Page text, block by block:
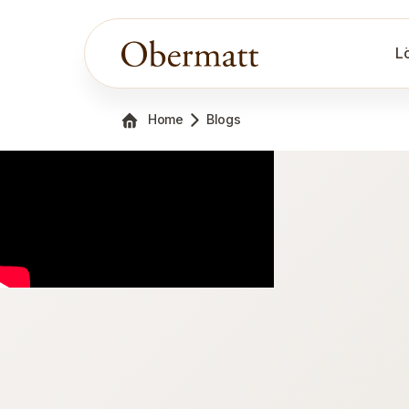
Home Blogs